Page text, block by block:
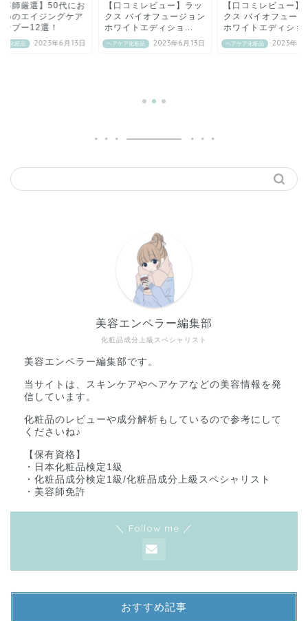
ア化粧品
容師厳選】50代にお
めのエイジングケア
ンプー12選！
2023年6月13日 ヘアケア化粧品
【口コミレビュー】ラッ
クス バイオフュージョン
ホワイトエディショ...
2023年6月13日 ヘアケア化粧品
【口コミレビュー】
クス バイオフュー
ホワイトエディショ
2023年6
化粧品成分上級スペシャリスト
美容エンペラー編集部
美容エンペラー編集部です。
当サイトは、スキンケアやヘアケアなどの美容情報を発
信しています。
化粧品のレビューや成分解析もしているので参考にして
くださいね♪
【保有資格】
・日本化粧品検定1級
・化粧品成分検定1級/化粧品成分上級スペシャリスト
・美容師免許
＼ Follow me ／
おすすめ記事